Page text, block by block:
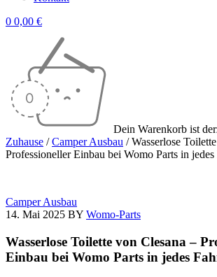
0 0,00 €
Dein Warenkorb ist
Zuhause / Camper Ausbau / Wasserlose
Professioneller Einbau bei Womo Parts in jedes
Camper Ausbau
14. Mai 2025 BY Womo-Parts
Wasserlose Toilette von Clesana –
Einbau bei Womo Parts in jedes